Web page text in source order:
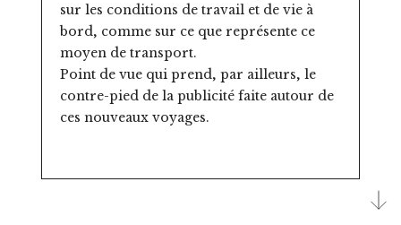
sur les conditions de travail et de vie à
bord, comme sur ce que représente ce
moyen de transport.
Point de vue qui prend, par ailleurs, le
contre-pied de la publicité faite autour de
ces nouveaux voyages.